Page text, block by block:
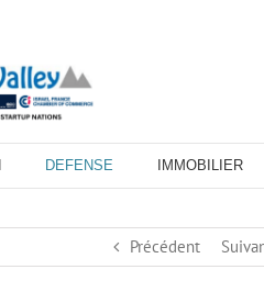
DEFENSE IMMOBILIER
Précédent